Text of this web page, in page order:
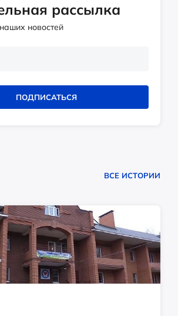
рассылка
новостей
ПОДПИСАТЬСЯ
ВСЕ ИСТОРИИ